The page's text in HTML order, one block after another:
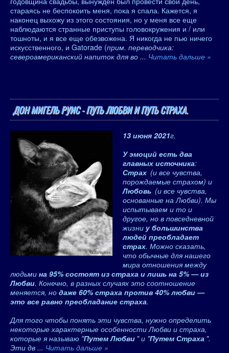
стараясь не беспокоить меня, пока я спала. Кажется, я
наконец выхожу из этого состояния, но у меня все еще
наблюдаются странные приступы головокружения и / или
тошноты, и я все еще обезвожена. Я никогда не пью ничего
искусственного, и Gatorade (прим. переводчика:
североамериканский напиток для во ... Читать дальше »
ДОН МИГЕЛЬ РУИС - ПУТЬ ЛЮБВИ И ПУТЬ СТРАХА.
13 июня 2021г.
У эмоций есть два
главных источника:
Страх (и все чувства,
порождаемые страхом) и
Любовь (и все чувства,
основанные на Любви). Мы
испытываем и то и
другое, но в повседневной
жизни у большинства
людей преобладает
страх. Можно сказать,
что обычные для нашего
мира отношения между
людьми на 95% состоят из страха и лишь на 5% — из
Любви. Конечно, в разных случаях это соотношение
меняется, но даже 60% страха против 40% любви —
это все равно преобладание страха.
Для того чтобы понять эти чувства, нужно определить
некоторые характерные особенности Любви и страха,
которые я называю "Путем Любви " и "Путем Страха ".
Эти дв ... Читать дальше »